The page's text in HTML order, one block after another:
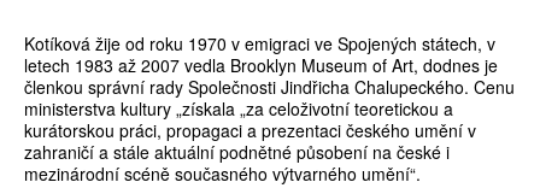
Kotíková žije od roku 1970 v emigraci ve Spojených státech, v
letech 1983 až 2007 vedla Brooklyn Museum of Art, dodnes je
členkou správní rady Společnosti Jindřicha Chalupeckého. Cenu
ministerstva kultury „získala „za celoživotní teoretickou a
kurátorskou práci, propagaci a prezentaci českého umění v
zahraničí a stále aktuální podnětné působení na české i
mezinárodní scéně současného výtvarného umění“.